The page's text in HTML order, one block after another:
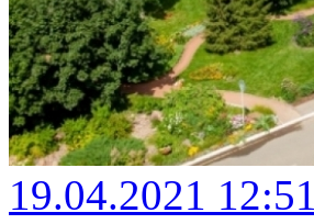
19.04.2021 12:51